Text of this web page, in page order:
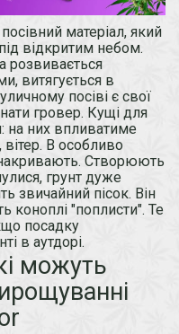
матеріал, який
відкритим небом.
розвивається
витягується в
посіві є свої
гровер. Кущі для
на них впливатиме
В особливо
Створюють
грунт дуже
звичайний пісок. Він
коноплі "поплисти". Те
посадку
в аутдорі.
можуть